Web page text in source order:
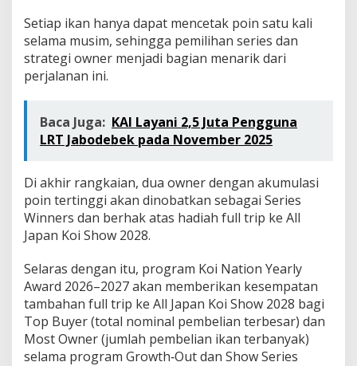
Setiap ikan hanya dapat mencetak poin satu kali
selama musim, sehingga pemilihan series dan
strategi owner menjadi bagian menarik dari
perjalanan ini.
Baca Juga: KAI Layani 2,5 Juta Pengguna
LRT Jabodebek pada November 2025
Di akhir rangkaian, dua owner dengan akumulasi
poin tertinggi akan dinobatkan sebagai Series
Winners dan berhak atas hadiah full trip ke All
Japan Koi Show 2028.
Selaras dengan itu, program Koi Nation Yearly
Award 2026–2027 akan memberikan kesempatan
tambahan full trip ke All Japan Koi Show 2028 bagi
Top Buyer (total nominal pembelian terbesar) dan
Most Owner (jumlah pembelian ikan terbanyak)
selama program Growth‑Out dan Show Series